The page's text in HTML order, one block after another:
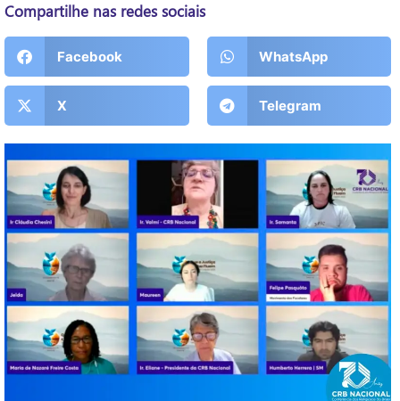
Compartilhe nas redes sociais
Facebook WhatsApp
X Telegram